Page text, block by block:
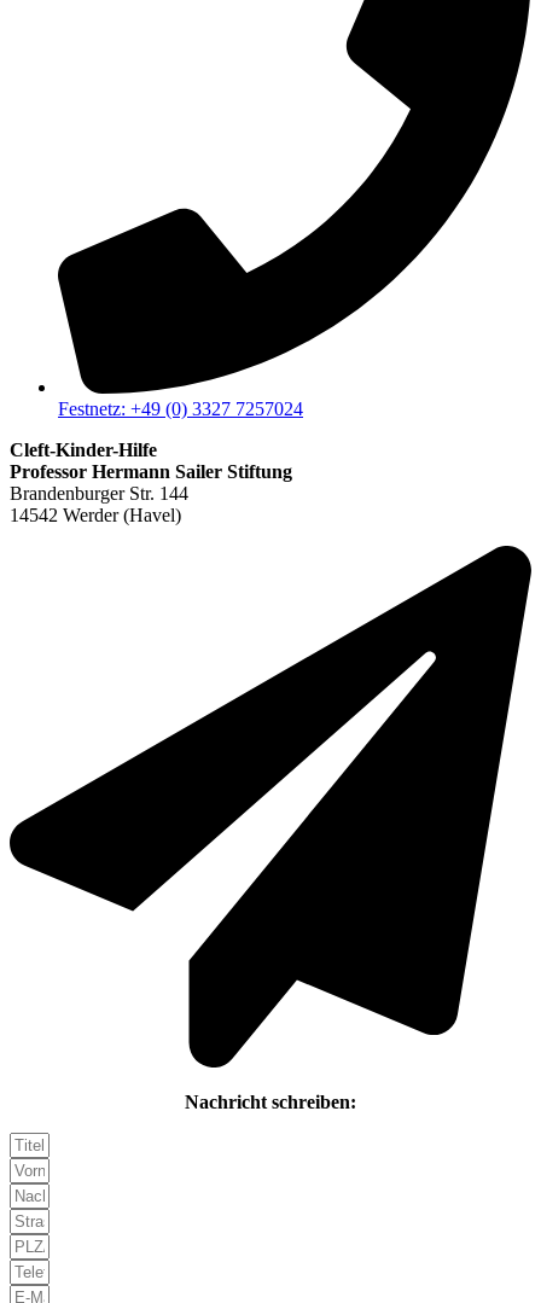
Festnetz: +49 (0) 3327 7257024
Cleft-Kinder-Hilfe
Professor Hermann Sailer Stiftung
Brandenburger Str. 144
14542 Werder (Havel)
Nachricht schreiben: